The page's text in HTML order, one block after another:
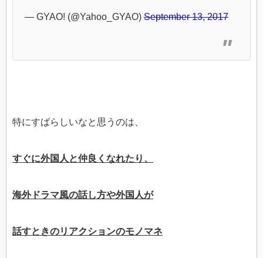
— GYAO! (@Yahoo_GYAO) September 13, 2017
特にすばらしいなと思うのは、
すぐに外国人と仲良くなれたり、
海外ドラマ風の話し方や外国人が
話すときのリアクションのモノマネ